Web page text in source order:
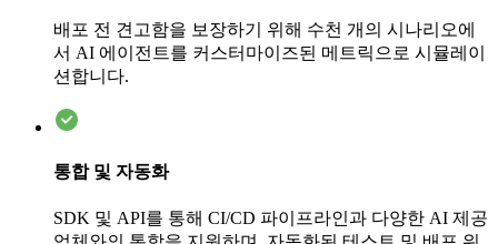
배포 전 견고함을 보장하기 위해 수천 개의 시나리오에
서 AI 에이전트를 커스터마이즈된 메트릭으로 시뮬레이
션합니다.
통합 및 자동화
SDK 및 API를 통해 CI/CD 파이프라인과 다양한 AI 제공